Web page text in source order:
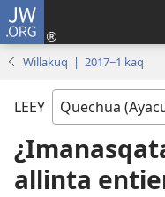
JW.ORG
Willakuq | 2017−1 kaq
LEEY
allinta